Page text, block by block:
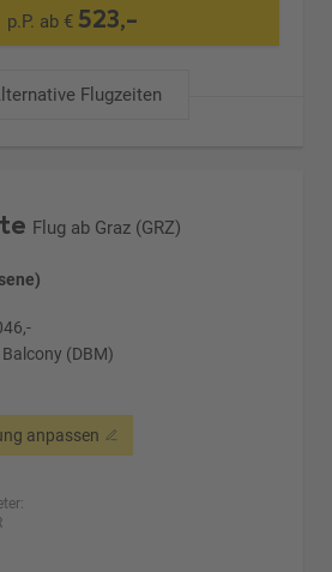
p.P. ab € 523,-
Flugzeiten
Flug ab Graz (GRZ)
(DBM)
anpassen